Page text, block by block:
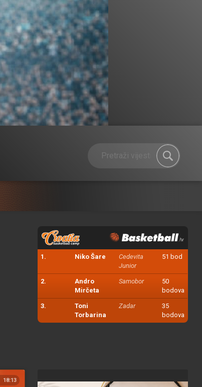
1. Niko Šare
Cedevita
Junior
51 bod
2.
Andro
Mirčeta
Samobor
50
bodova
3.
Toni
Torbarina
Zadar
35
bodova
18:13